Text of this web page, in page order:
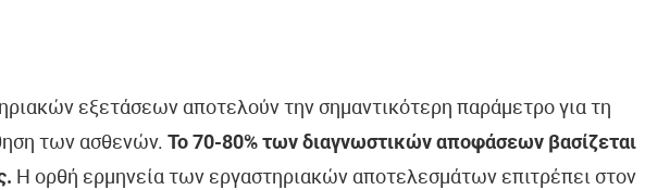
εξετάσεων αποτελούν την σημαντικότερη παράμετρο για τη
των ασθενών. Το 70-80% των διαγνωστικών αποφάσεων βασίζεται
Η ορθή ερμηνεία των εργαστηριακών αποτελεσμάτων επιτρέπει στον